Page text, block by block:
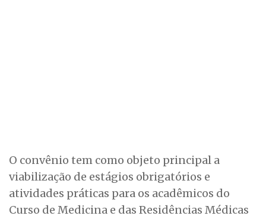
O convênio tem como objeto principal a
viabilização de estágios obrigatórios e
atividades práticas para os acadêmicos do
Curso de Medicina e das Residências Médicas